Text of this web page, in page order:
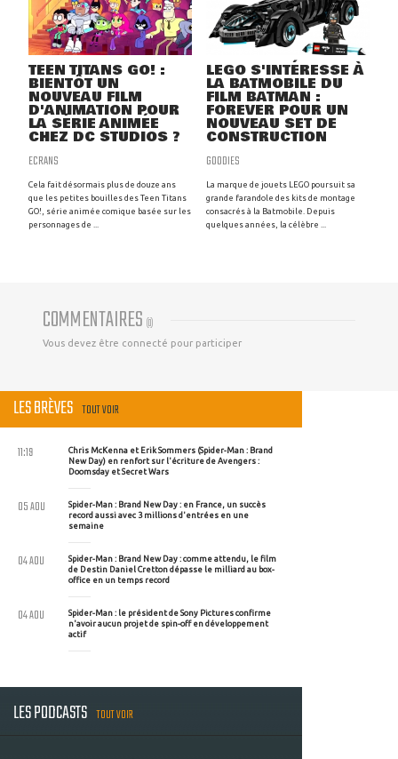
TEEN TITANS GO! :
BIENTÔT UN
NOUVEAU FILM
D'ANIMATION POUR
LA SÉRIE ANIMÉE
CHEZ DC STUDIOS ?
ECRANS
Cela fait désormais plus de douze ans
que les petites bouilles des Teen Titans
GO!, série animée comique basée sur les
personnages de ...
LEGO S'INTÉRESSE À
LA BATMOBILE DU
FILM BATMAN :
FOREVER POUR UN
NOUVEAU SET DE
CONSTRUCTION
GOODIES
La marque de jouets LEGO poursuit sa
grande farandole des kits de montage
consacrés à la Batmobile. Depuis
quelques années, la célèbre ...
COMMENTAIRES (0)
Vous devez être connecté pour participer
LES BRÈVES TOUT VOIR
Chris McKenna et Erik Sommers (Spider-Man : Brand
New Day) en renfort sur l'écriture de Avengers :
Doomsday et Secret Wars
11:19
Spider-Man : Brand New Day : en France, un succès
record aussi avec 3 millions d'entrées en une
semaine
05 AOU
Spider-Man : Brand New Day : comme attendu, le film
de Destin Daniel Cretton dépasse le milliard au box-
office en un temps record
04 AOU
Spider-Man : le président de Sony Pictures confirme
n'avoir aucun projet de spin-off en développement
actif
04 AOU
LES PODCASTS TOUT VOIR